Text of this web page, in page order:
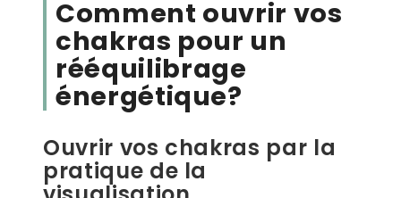
Comment ouvrir vos
chakras pour un
rééquilibrage
énergétique?
Ouvrir vos chakras par la
pratique de la